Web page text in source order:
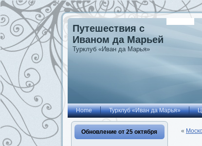
Путешествия с
Иваном да Марьей
Турклуб «Иван да Марья»
Home Турклуб «Иван да Марья»
Обновление от 25 октября «